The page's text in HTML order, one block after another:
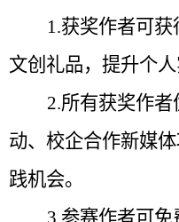
1.获奖作者可获
文创礼品，提升个
2.所有获奖作
动、校企合作新媒
践机会。
3. 参赛作者可